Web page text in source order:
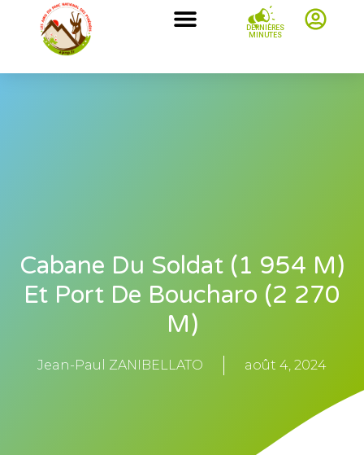
DERNIÈRES
MINUTES
Cabane Du Soldat (1 954 M)
Et Port De Boucharo (2 270
M)
Jean-Paul ZANIBELLATO août 4, 2024